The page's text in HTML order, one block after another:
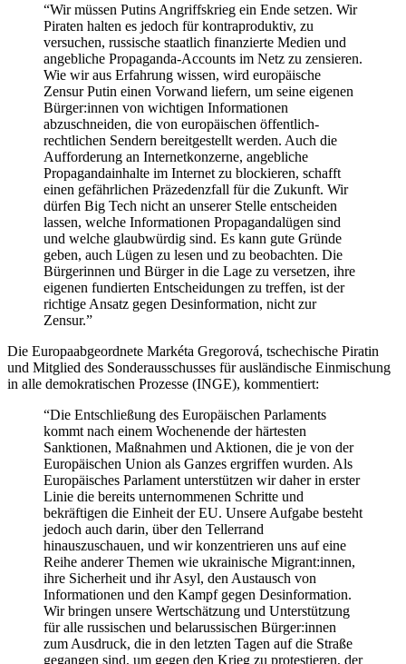
“Wir müssen Putins Angriffskrieg ein Ende setzen. Wir
Piraten halten es jedoch für kontraproduktiv, zu
versuchen, russische staatlich finanzierte Medien und
angebliche Propaganda-Accounts im Netz zu zensieren.
Wie wir aus Erfahrung wissen, wird europäische
Zensur Putin einen Vorwand liefern, um seine eigenen
Bürger:innen von wichtigen Informationen
abzuschneiden, die von europäischen öffentlich-
rechtlichen Sendern bereitgestellt werden. Auch die
Aufforderung an Internetkonzerne, angebliche
Propagandainhalte im Internet zu blockieren, schafft
einen gefährlichen Präzedenzfall für die Zukunft. Wir
dürfen Big Tech nicht an unserer Stelle entscheiden
lassen, welche Informationen Propagandalügen sind
und welche glaubwürdig sind. Es kann gute Gründe
geben, auch Lügen zu lesen und zu beobachten. Die
Bürgerinnen und Bürger in die Lage zu versetzen, ihre
eigenen fundierten Entscheidungen zu treffen, ist der
richtige Ansatz gegen Desinformation, nicht zur
Zensur.”
Die Europaabgeordnete Markéta Gregorová, tschechische Piratin
und Mitglied des Sonderausschusses für ausländische Einmischung
in alle demokratischen Prozesse (INGE), kommentiert:
“Die Entschließung des Europäischen Parlaments
kommt nach einem Wochenende der härtesten
Sanktionen, Maßnahmen und Aktionen, die je von der
Europäischen Union als Ganzes ergriffen wurden. Als
Europäisches Parlament unterstützen wir daher in erster
Linie die bereits unternommenen Schritte und
bekräftigen die Einheit der EU. Unsere Aufgabe besteht
jedoch auch darin, über den Tellerrand
hinauszuschauen, und wir konzentrieren uns auf eine
Reihe anderer Themen wie ukrainische Migrant:innen,
ihre Sicherheit und ihr Asyl, den Austausch von
Informationen und den Kampf gegen Desinformation.
Wir bringen unsere Wertschätzung und Unterstützung
für alle russischen und belarussischen Bürger:innen
zum Ausdruck, die in den letzten Tagen auf die Straße
gegangen sind, um gegen den Krieg zu protestieren, der